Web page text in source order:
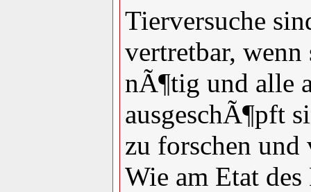
Tierversuche
vertretbar,
nÃ¶tig und alle
ausgeschÃ¶pft
zu forschen
Wie am Etat